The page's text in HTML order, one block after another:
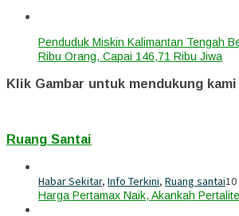
Penduduk Miskin Kalimantan Tengah
Ribu Orang, Capai 146,71 Ribu Jiwa
Klik Gambar untuk mendukung kami
Ruang Santai
Habar Sekitar, Info Terkini, Ruang santai10
Harga Pertamax Naik, Akankah